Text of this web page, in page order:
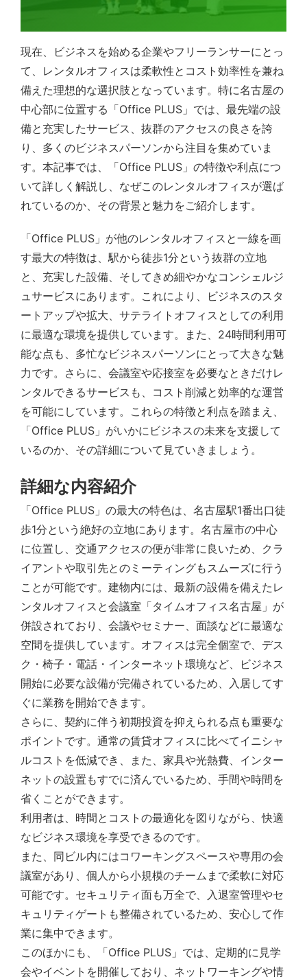
現在、ビジネスを始める企業やフリーランサーにとっ
て、レンタルオフィスは柔軟性とコスト効率性を兼ね
備えた理想的な選択肢となっています。特に名古屋の
中心部に位置する「Office PLUS」では、最先端の設
備と充実したサービス、抜群のアクセスの良さを誇
り、多くのビジネスパーソンから注目を集めていま
す。本記事では、「Office PLUS」の特徴や利点につ
いて詳しく解説し、なぜこのレンタルオフィスが選ば
れているのか、その背景と魅力をご紹介します。
「Office PLUS」が他のレンタルオフィスと一線を画
す最大の特徴は、駅から徒歩1分という抜群の立地
と、充実した設備、そしてきめ細やかなコンシェルジ
ュサービスにあります。これにより、ビジネスのスタ
ートアップや拡大、サテライトオフィスとしての利用
に最適な環境を提供しています。また、24時間利用可
能な点も、多忙なビジネスパーソンにとって大きな魅
力です。さらに、会議室や応接室を必要なときだけレ
ンタルできるサービスも、コスト削減と効率的な運営
を可能にしています。これらの特徴と利点を踏まえ、
「Office PLUS」がいかにビジネスの未来を支援して
いるのか、その詳細について見ていきましょう。
詳細な内容紹介
「Office PLUS」の最大の特色は、名古屋駅1番出口徒
歩1分という絶好の立地にあります。名古屋市の中心
に位置し、交通アクセスの便が非常に良いため、クラ
イアントや取引先とのミーティングもスムーズに行う
ことが可能です。建物内には、最新の設備を備えたレ
ンタルオフィスと会議室「タイムオフィス名古屋」が
併設されており、会議やセミナー、面談などに最適な
空間を提供しています。オフィスは完全個室で、デス
ク・椅子・電話・インターネット環境など、ビジネス
開始に必要な設備が完備されているため、入居してす
ぐに業務を開始できます。
さらに、契約に伴う初期投資を抑えられる点も重要な
ポイントです。通常の賃貸オフィスに比べてイニシャ
ルコストを低減でき、また、家具や光熱費、インター
ネットの設置もすでに済んでいるため、手間や時間を
省くことができます。
利用者は、時間とコストの最適化を図りながら、快適
なビジネス環境を享受できるのです。
また、同ビル内にはコワーキングスペースや専用の会
議室があり、個人から小規模のチームまで柔軟に対応
可能です。セキュリティ面も万全で、入退室管理やセ
キュリティゲートも整備されているため、安心して作
業に集中できます。
このほかにも、「Office PLUS」では、定期的に見学
会やイベントを開催しており、ネットワーキングや情